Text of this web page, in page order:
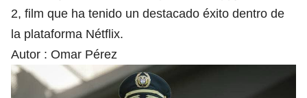
2, film que ha tenido un destacado éxito dentro de
la plataforma Nétflix.
Autor : Omar Pérez